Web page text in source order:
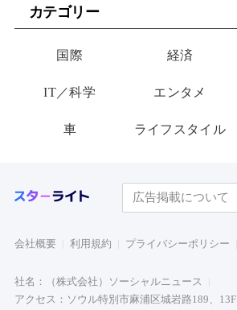
カテゴリー
国際 経済
IT／科学 エンタメ
車 ライフスタイル
広告掲載について
会社概要 利用規約 プライバシーポリシー
社名：（株式会社）ソーシャルニュース
アクセス：ソウル特別市麻浦区城岩路189、13F